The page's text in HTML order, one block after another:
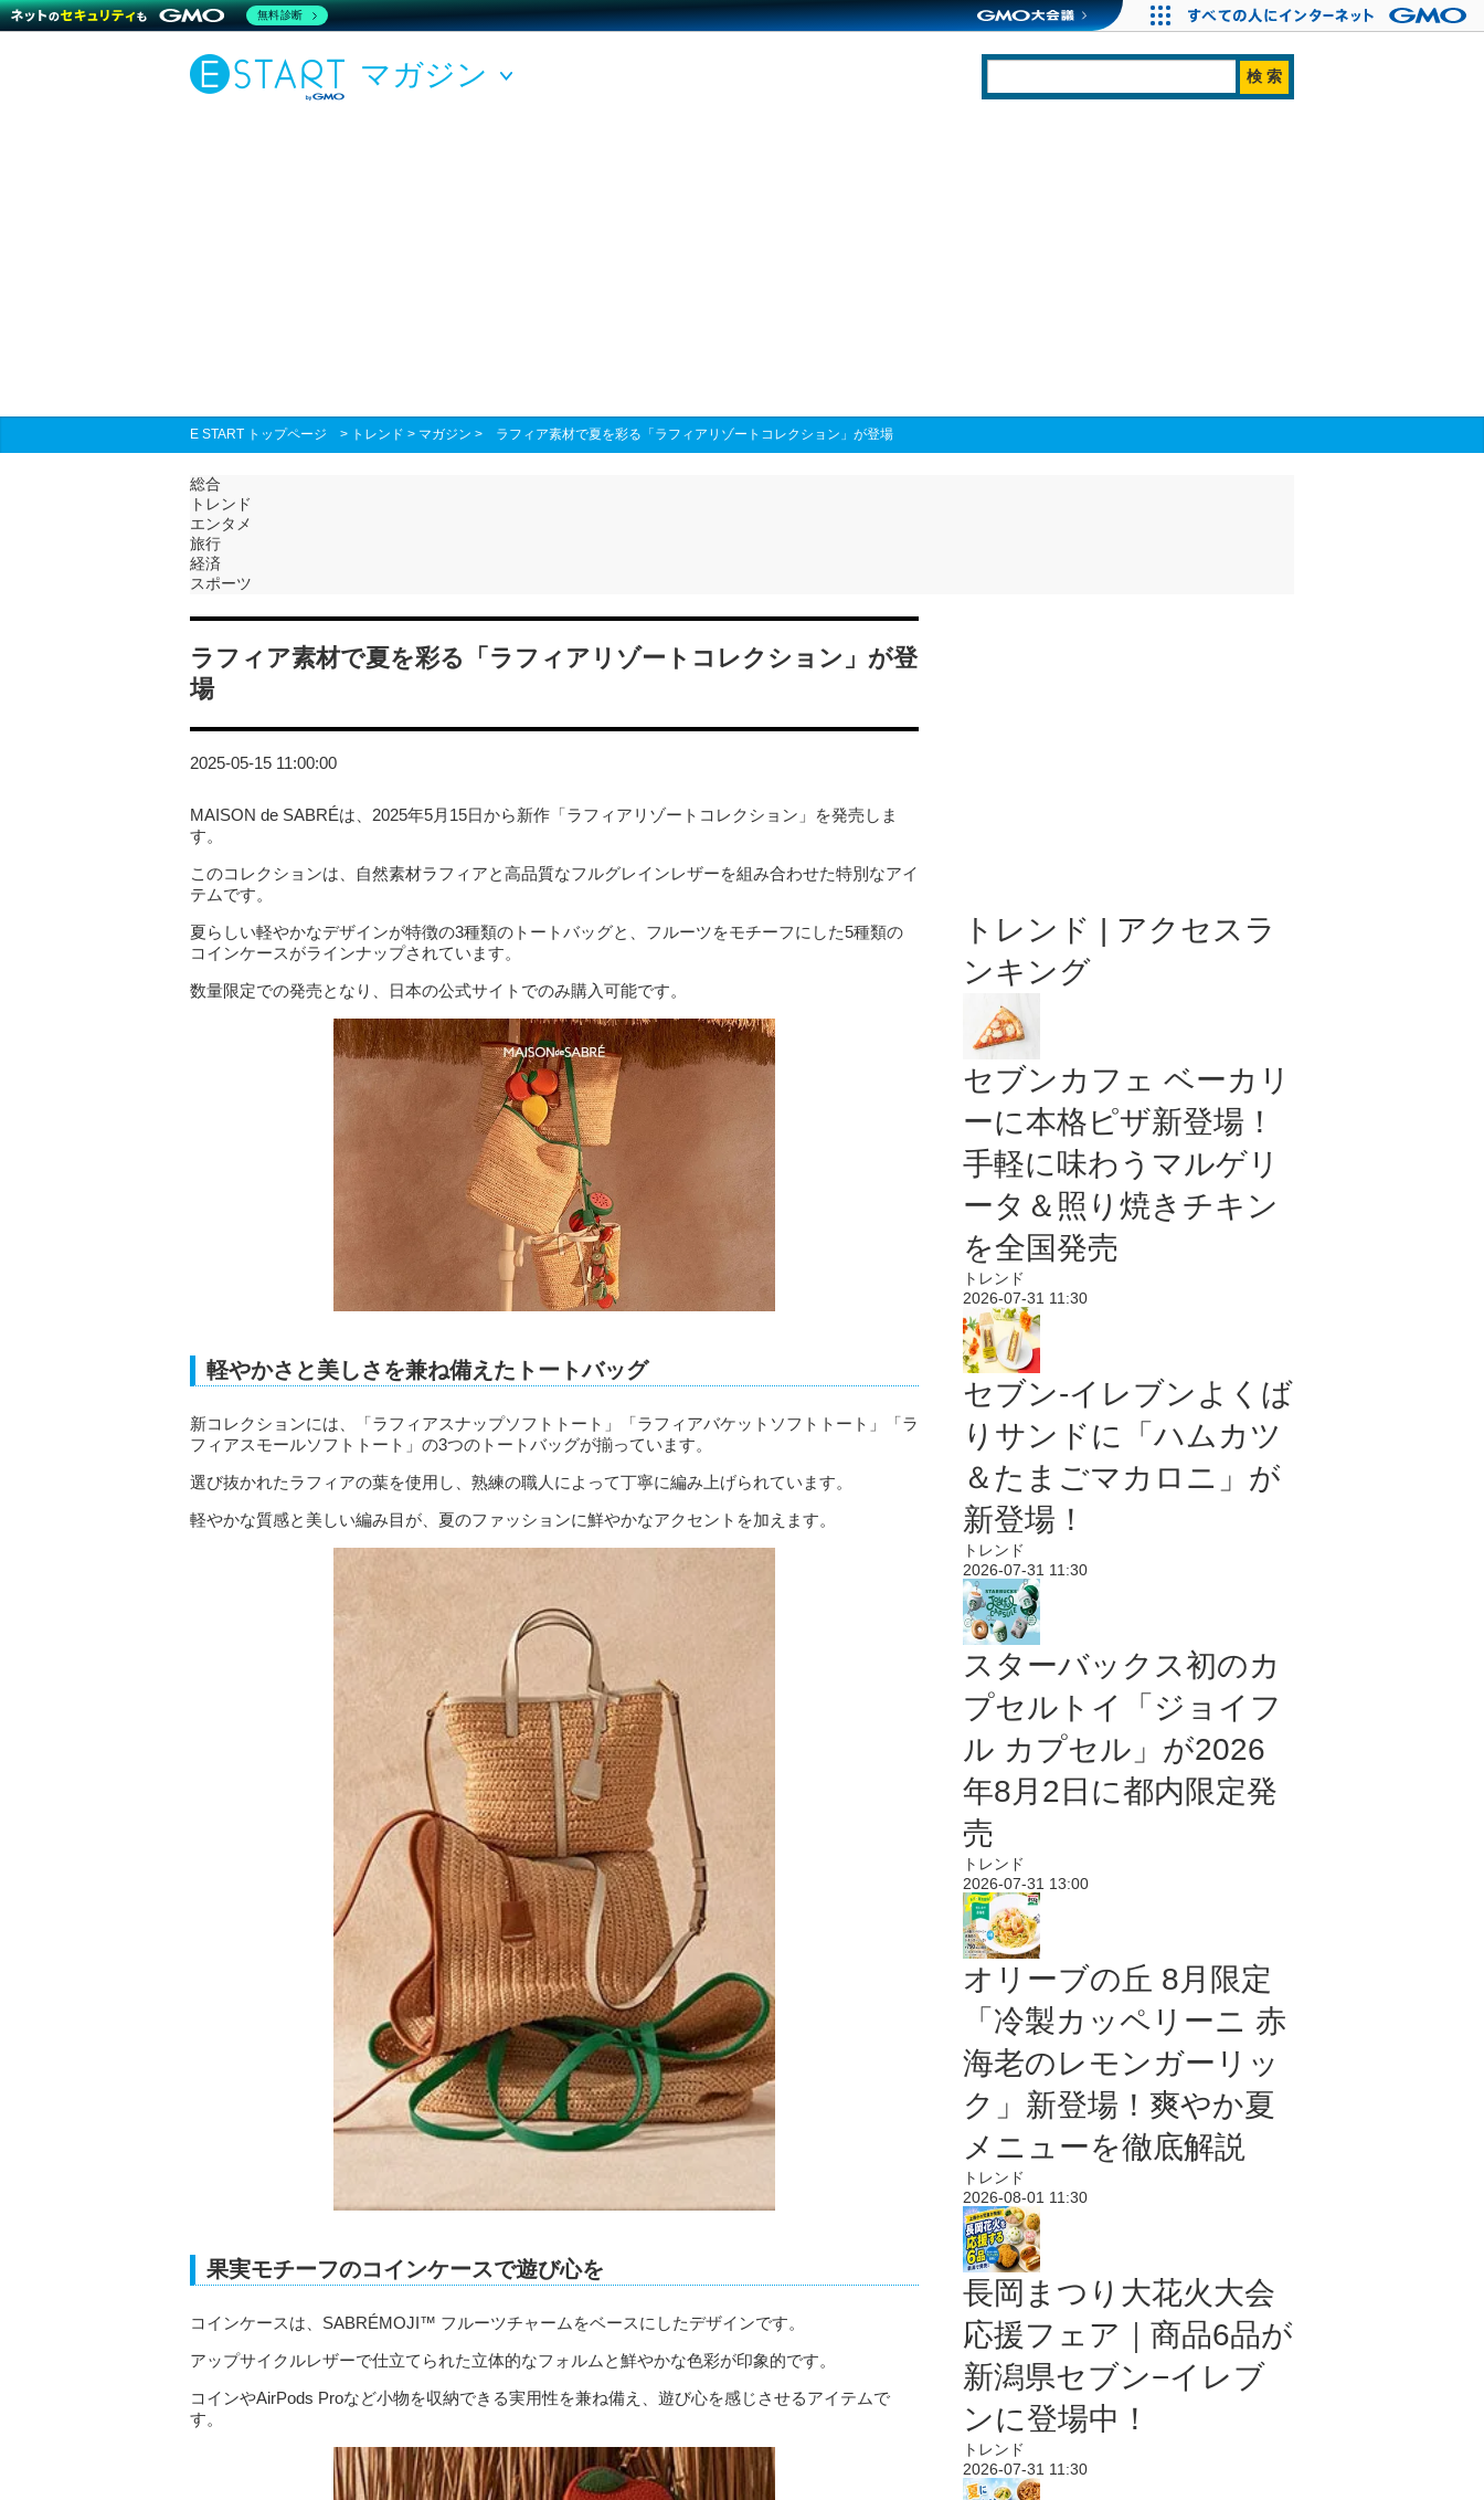
マガジン
E START トップページ > トレンド > マガジン > ラフィア素材で夏を彩る「ラフィアリゾートコレクション」が登場
総合
トレンド
エンタメ
旅行
経済
スポーツ
ラフィア素材で夏を彩る「ラフィアリゾートコレクション」が登
場
2025-05-15 11:00:00
MAISON de SABRÉは、2025年5月15日から新作「ラフィアリゾートコレクション」を発売しま
す。
このコレクションは、自然素材ラフィアと高品質なフルグレインレザーを組み合わせた特別なアイ
テムです。
夏らしい軽やかなデザインが特徴の3種類のトートバッグと、フルーツをモチーフにした5種類の
コインケースがラインナップされています。
数量限定での発売となり、日本の公式サイトでのみ購入可能です。
軽やかさと美しさを兼ね備えたトートバッグ
新コレクションには、「ラフィアスナップソフトトート」「ラフィアバケットソフトトート」「ラ
フィアスモールソフトトート」の3つのトートバッグが揃っています。
選び抜かれたラフィアの葉を使用し、熟練の職人によって丁寧に編み上げられています。
軽やかな質感と美しい編み目が、夏のファッションに鮮やかなアクセントを加えます。
果実モチーフのコインケースで遊び心を
コインケースは、SABRÉMOJI™ フルーツチャームをベースにしたデザインです。
アップサイクルレザーで仕立てられた立体的なフォルムと鮮やかな色彩が印象的です。
コインやAirPods Proなど小物を収納できる実用性を兼ね備え、遊び心を感じさせるアイテムで
す。
トレンド | アクセスラ
ンキング
セブンカフェ ベーカリ
ーに本格ピザ新登場！
手軽に味わうマルゲリ
ータ＆照り焼きチキン
を全国発売
トレンド
2026-07-31 11:30
セブン‐イレブンよくば
りサンドに「ハムカツ
＆たまごマカロニ」が
新登場！
トレンド
2026-07-31 11:30
スターバックス初のカ
プセルトイ「ジョイフ
ル カプセル」が2026
年8月2日に都内限定発
売
トレンド
2026-07-31 13:00
オリーブの丘 8月限定
「冷製カッペリーニ 赤
海老のレモンガーリッ
ク」新登場！爽やか夏
メニューを徹底解説
トレンド
2026-08-01 11:30
長岡まつり大花火大会
応援フェア｜商品6品が
新潟県セブン−イレブ
ンに登場中！
トレンド
2026-07-31 11:30
無料診断